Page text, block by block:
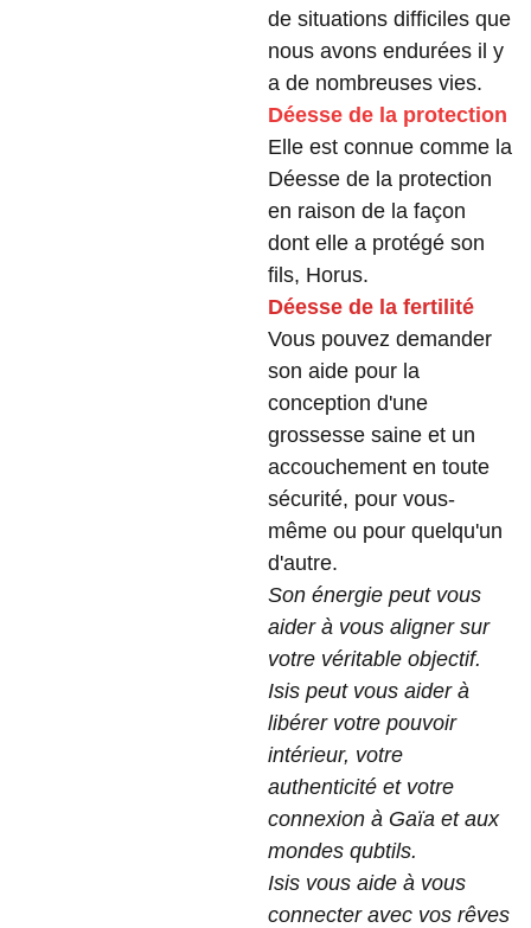
de situations difficiles que
nous avons endurées il y
a de nombreuses vies.
Déesse de la protection
Elle est connue comme la
Déesse de la protection
en raison de la façon
dont elle a protégé son
fils, Horus.
Déesse de la fertilité
Vous pouvez demander
son aide pour la
conception d'une
grossesse saine et un
accouchement en toute
sécurité, pour vous-
même ou pour quelqu'un
d'autre.
Son énergie peut vous
aider à vous aligner sur
votre véritable objectif.
Isis peut vous aider à
libérer votre pouvoir
intérieur, votre
authenticité et votre
connexion à Gaïa et aux
mondes qubtils.
Isis vous aide à vous
connecter avec vos rêves